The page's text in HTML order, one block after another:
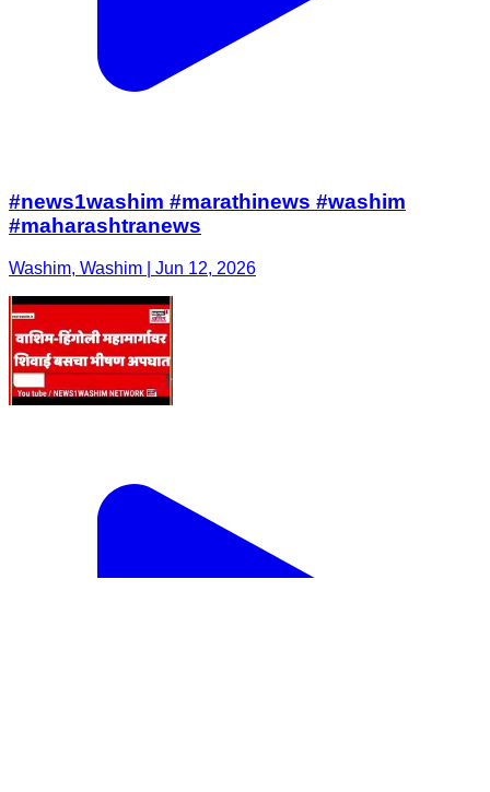
#news1washim #marathinews #washim
#maharashtranews
Washim, Washim | Jun 12, 2026